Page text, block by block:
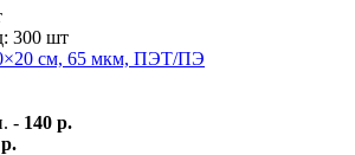
300 шт
см, 65 мкм, ПЭТ/ПЭ
- 140 р.